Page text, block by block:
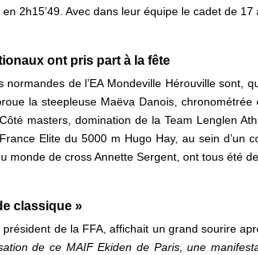
en 2h15’49. Avec dans leur équipe le cadet de
ont pris part à la fête
normandes de l’EA Mondeville Hérouville sont,
la steepleuse Maëva Danois,
masters, domination de la Team Lenglen
Elite du 5000 m Hugo Hay, au sein d’un
monde de cross Annette Sergent, ont tous été
classique »
de la FFA, affichait un grand sourire
de ce MAIF Ekiden de Paris, une